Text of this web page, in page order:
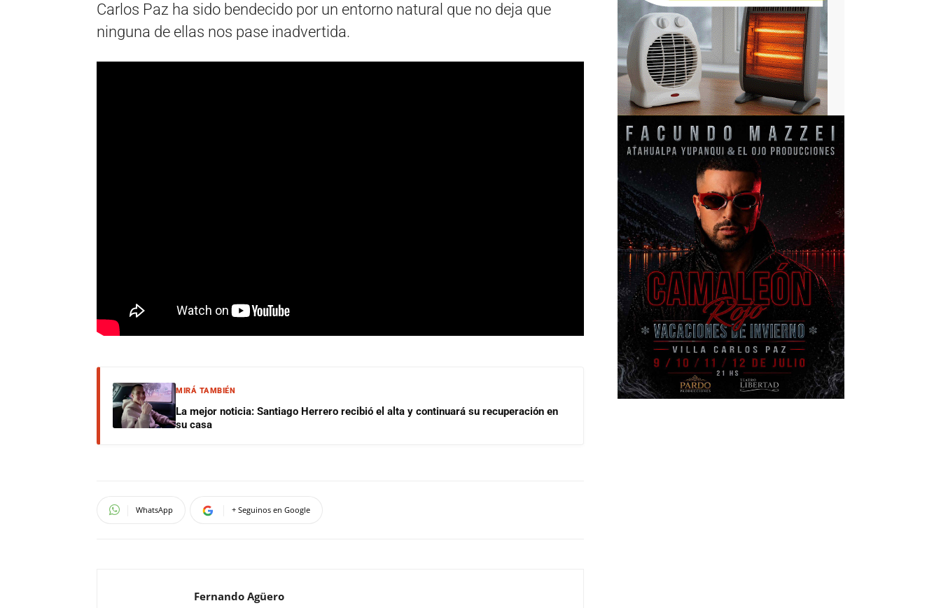
Carlos Paz ha sido bendecido por un entorno natural que no deja que
ninguna de ellas nos pase inadvertida.
MIRÁ TAMBIÉN
La mejor noticia: Santiago Herrero recibió el alta y continuará su recuperación en
su casa
WhatsApp + Seguinos en Google
Fernando Agüero